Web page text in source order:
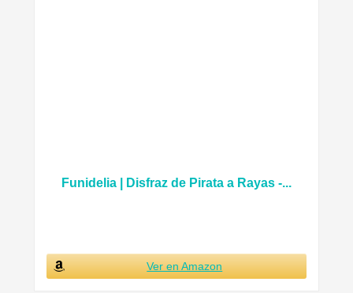
Funidelia | Disfraz de Pirata a Rayas -...
Ver en Amazon